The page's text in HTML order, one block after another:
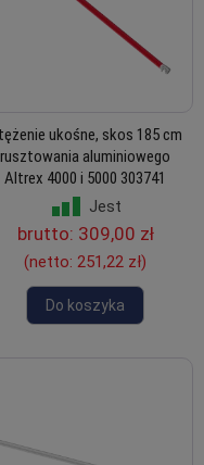
ukośne, skos 185 cm
rusztowania aluminiowego
Altrex 4000 i 5000 303741
Jest
brutto: 309,00 zł
(netto: 251,22 zł)
Do koszyka